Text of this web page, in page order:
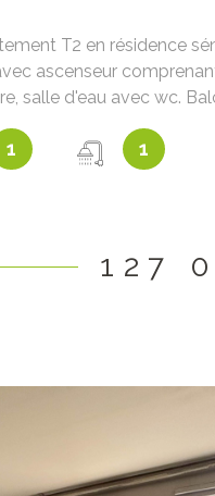
T2 en résidence
ascenseur
salle d'eau avec wc.
Possibilité de scinder
comme à l'origine. Prix :
à la charge de
1 1
127